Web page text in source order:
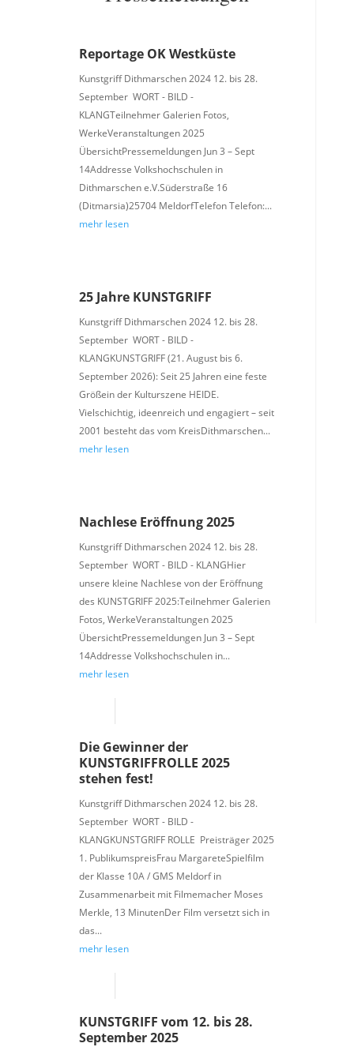
Reportage OK Westküste
Kunstgriff Dithmarschen 2024 12. bis 28.
September WORT - BILD -
KLANGTeilnehmer Galerien Fotos,
WerkeVeranstaltungen 2025
ÜbersichtPressemeldungen Jun 3 – Sept
14Addresse Volkshochschulen in
Dithmarschen e.V.Süderstraße 16
(Ditmarsia)25704 MeldorfTelefon Telefon:...
mehr lesen
25 Jahre KUNSTGRIFF
Kunstgriff Dithmarschen 2024 12. bis 28.
September WORT - BILD -
KLANGKUNSTGRIFF (21. August bis 6.
September 2026): Seit 25 Jahren eine feste
Größein der Kulturszene HEIDE.
Vielschichtig, ideenreich und engagiert – seit
2001 besteht das vom KreisDithmarschen...
mehr lesen
Nachlese Eröffnung 2025
Kunstgriff Dithmarschen 2024 12. bis 28.
September WORT - BILD - KLANGHier
unsere kleine Nachlese von der Eröffnung
des KUNSTGRIFF 2025:Teilnehmer Galerien
Fotos, WerkeVeranstaltungen 2025
ÜbersichtPressemeldungen Jun 3 – Sept
14Addresse Volkshochschulen in...
mehr lesen
Die Gewinner der
KUNSTGRIFFROLLE 2025
stehen fest!
Kunstgriff Dithmarschen 2024 12. bis 28.
September WORT - BILD -
KLANGKUNSTGRIFF ROLLE Preisträger 2025
1. PublikumspreisFrau MargareteSpielfilm
der Klasse 10A / GMS Meldorf in
Zusammenarbeit mit Filmemacher Moses
Merkle, 13 MinutenDer Film versetzt sich in
das...
mehr lesen
KUNSTGRIFF vom 12. bis 28.
September 2025